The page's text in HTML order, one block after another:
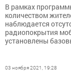
В рамках
количеством
наблюдается
радиопокрытия
установлены
03 ноября 2021, 19:28